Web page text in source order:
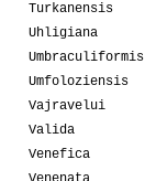
Turkanensis
Uhligiana
Umbraculiformis
Umfoloziensis
Vajravelui
Valida
Venefica